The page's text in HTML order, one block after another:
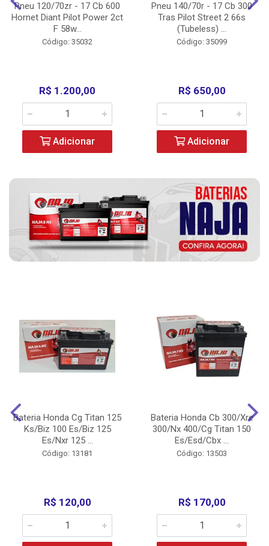
Pneu 120/70zr - 17 Cb 600
Hornet Diant Pilot Power 2ct
F 58w...
Código: 35032
R$ 1.200,00
Adicionar
Pneu 140/70r - 17 Cb 300
Tras Pilot Street 2 66s
(Tubeless) ...
Código: 35099
R$ 650,00
Adicionar
Bateria Honda Cg Titan 125
Ks/Biz 100 Es/Biz 125
Es/Nxr 125 ...
Código: 13181
R$ 120,00
Bateria Honda Cb 300/Xre
300/Nx 400/Cg Titan 150
Es/Esd/Cbx ...
Código: 13503
R$ 170,00